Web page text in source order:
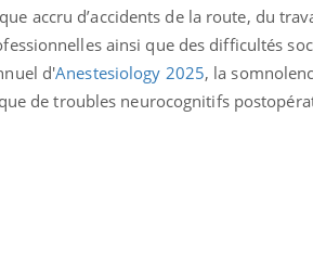
accru d’accidents de la route, du
ainsi que des difficultés
d'Anestesiology 2025, la
de troubles neurocognitifs